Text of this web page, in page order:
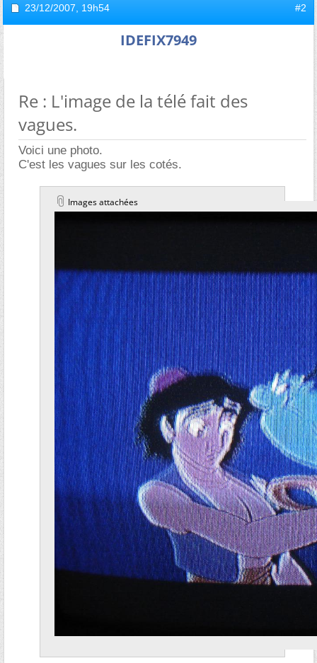
23/12/2007, 19h54 #2
IDEFIX7949
Re : L'image de la télé fait des
vagues.
Voici une photo.
C'est les vagues sur les cotés.
Images attachées